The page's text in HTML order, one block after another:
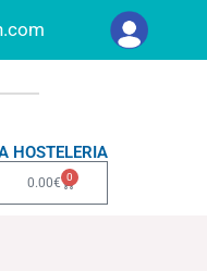
HOSTELERIA
0.00€ 0
Carrito